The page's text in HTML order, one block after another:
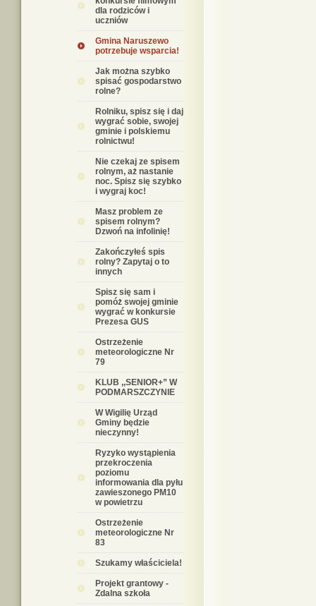
dla rodziców i
uczniów
Gmina Naruszewo
potrzebuje wsparcia!
Jak można szybko
spisać gospodarstwo
rolne?
Rolniku, spisz się i daj
wygrać sobie, swojej
gminie i polskiemu
rolnictwu!
Nie czekaj ze spisem
rolnym, aż nastanie
noc. Spisz się szybko
i wygraj koc!
Masz problem ze
spisem rolnym?
Dzwoń na infolinię!
Zakończyłeś spis
rolny? Zapytaj o to
innych
Spisz się sam i
pomóż swojej gminie
wygrać w konkursie
Prezesa GUS
Ostrzeżenie
meteorologiczne Nr
79
KLUB ,,SENIOR+” W
PODMARSZCZYNIE
W Wigilię Urząd
Gminy będzie
nieczynny!
Ryzyko wystąpienia
przekroczenia
poziomu
informowania dla pyłu
zawieszonego PM10
w powietrzu
Ostrzeżenie
meteorologiczne Nr
83
Szukamy właściciela!
Projekt grantowy -
Zdalna szkoła